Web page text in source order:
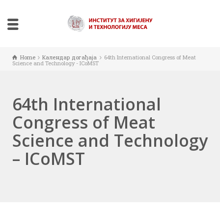
Home Календар догађаја
64th International Congress of Meat
Science and Technology - ICoMST
64th International
Congress of Meat
Science and Technology
– ICoMST